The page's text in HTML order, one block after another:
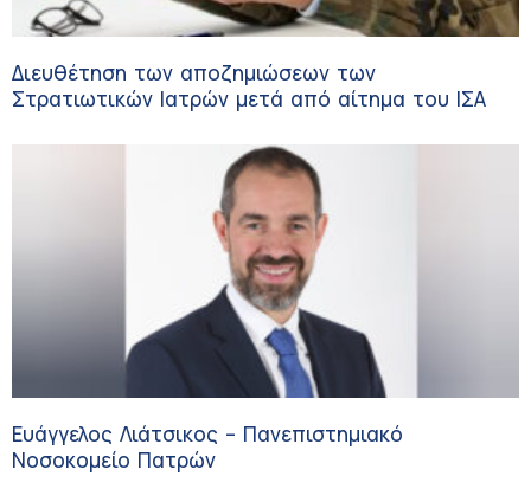
Διευθέτηση των αποζημιώσεων των
Στρατιωτικών Ιατρών μετά από αίτημα του ΙΣΑ
Ευάγγελος Λιάτσικος – Πανεπιστημιακό
Νοσοκομείο Πατρών